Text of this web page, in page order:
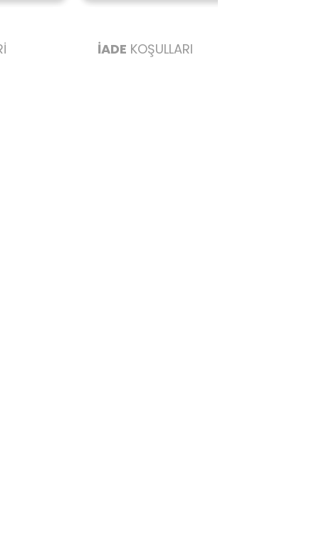
İADE KOŞULLARI